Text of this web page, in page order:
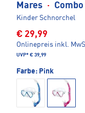
Mares ·
Kinder Schnorchel
€ 29,99
Onlinepreis inkl.
UVP* € 39,99
Farbe: Pink